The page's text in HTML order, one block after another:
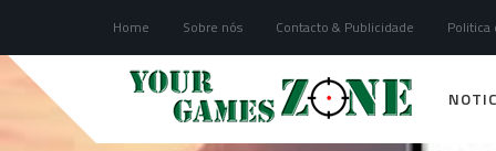
Home Sobre nós Contacto & Publicidade Politica